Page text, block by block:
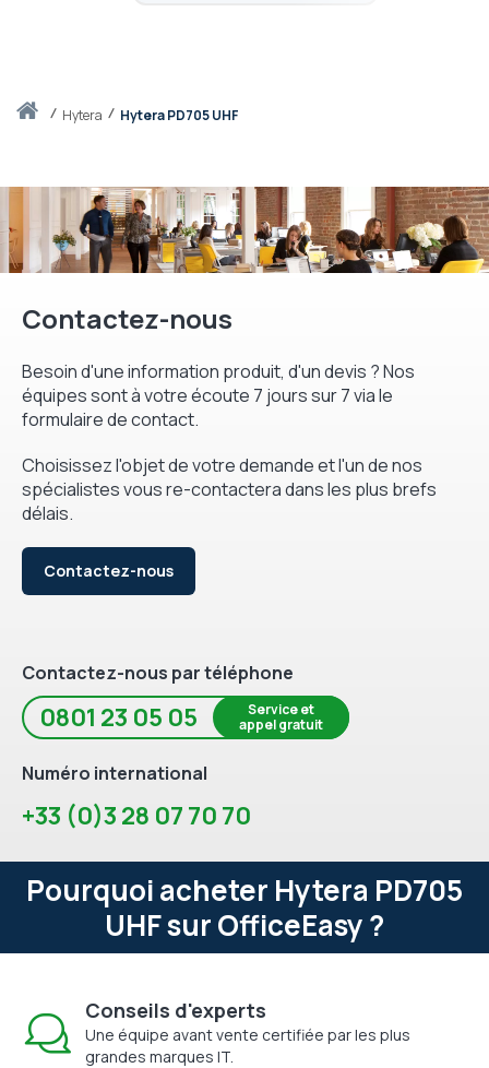
Accueilhytera Hytera PD705 UHF
Contactez-nous
Besoin d'une information produit, d'un devis ? Nos
équipes sont à votre écoute 7 jours sur 7 via le
formulaire de contact.
Choisissez l'objet de votre demande et l'un de nos
spécialistes vous re-contactera dans les plus brefs
délais.
Contactez-nous
Contactez-nous par téléphone
0801 23 05 05
Service et
appel gratuit
Numéro international
+33 (0)3 28 07 70 70
Pourquoi acheter Hytera PD705
UHF sur OfficeEasy ?
Conseils d'experts
Une équipe avant vente certifiée par les plus
grandes marques IT.